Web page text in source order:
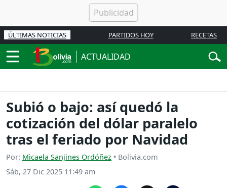
ÚLTIMAS NOTICIAS PARTIDOS HOY RECETAS
ACTUALIDAD
Subió o bajo: así quedó la
cotización del dólar paralelo
tras el feriado por Navidad
Por: Micaela Sanjines Ordóñez • Bolivia.com
Sáb, 27 Dic 2025 11:49 am